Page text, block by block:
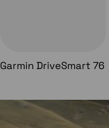
Garmin DriveSmart 76